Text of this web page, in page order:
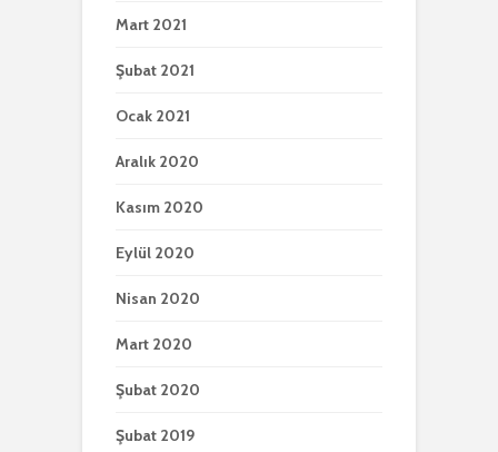
Mart 2021
Şubat 2021
Ocak 2021
Aralık 2020
Kasım 2020
Eylül 2020
Nisan 2020
Mart 2020
Şubat 2020
Şubat 2019